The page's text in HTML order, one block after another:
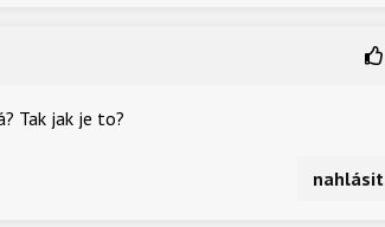
Tak jak je to?
nahlásit